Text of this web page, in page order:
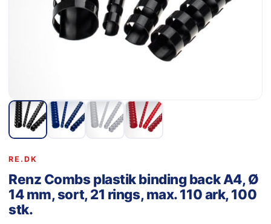
RE.DK
Renz Combs plastik binding back A4, Ø
14 mm, sort, 21 rings, max. 110 ark, 100
stk.